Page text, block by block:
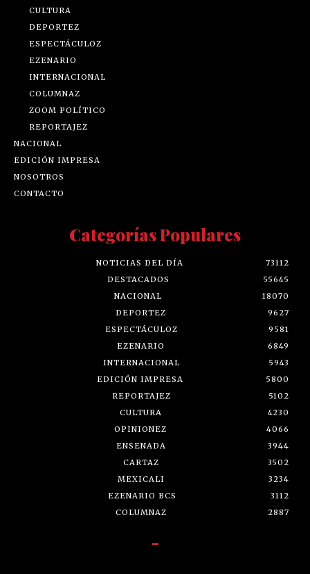
CULTURA
DEPORTEZ
ESPECTÁCULOZ
EZENARIO
INTERNACIONAL
COLUMNAZ
ZOOM POLÍTICO
REPORTAJEZ
NACIONAL
EDICIÓN IMPRESA
NOSOTROS
CONTACTO
Categorías Populares
NOTICIAS DEL DÍA
73112
DESTACADOS
55645
NACIONAL
18070
DEPORTEZ
9627
ESPECTÁCULOZ
9581
EZENARIO
6849
INTERNACIONAL
5943
EDICIÓN IMPRESA
5800
REPORTAJEZ
5102
CULTURA
4230
OPINIONEZ
4066
ENSENADA
3944
CARTAZ
3502
MEXICALI
3234
EZENARIO BCS
3112
COLUMNAZ
2887
-